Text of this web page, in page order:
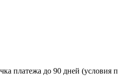
платежа до 90 дней (условия